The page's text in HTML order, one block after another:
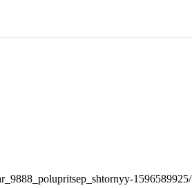
1596589925/